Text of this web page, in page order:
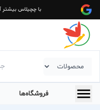
با چچیلاس بیشتر
فروشگاه‌ها